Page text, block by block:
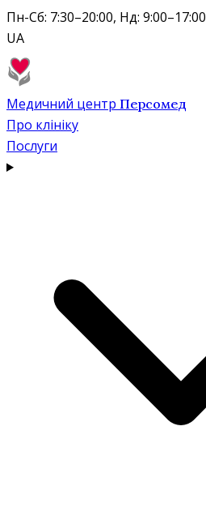
Пн-Сб: 7:30–20:00, Нд: 9:00–17:00
UA
Медичний центр Персомед
Про клініку
Послуги